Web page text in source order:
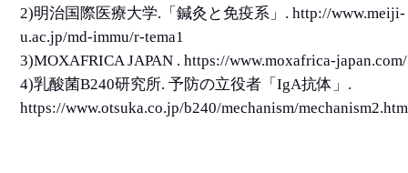
2)明治国際医療大学.「鍼灸と免疫系」. http://www.meiji-
u.ac.jp/md-immu/r-tema1
3)MOXAFRICA JAPAN . https://www.moxafrica-japan.com/
4)乳酸菌B240研究所. 予防の立役者「IgA抗体」.
https://www.otsuka.co.jp/b240/mechanism/